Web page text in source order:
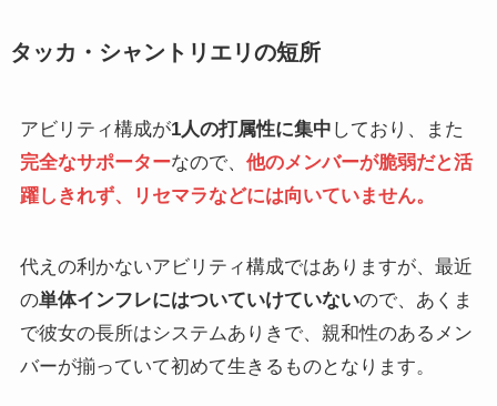
タッカ・シャントリエリの短所
アビリティ構成が1人の打属性に集中 しており、また
完全なサポーターなので、 他のメンバーが脆弱だと活
躍しきれず、リセマラなどには向いていません。
代えの利かないアビリティ構成ではありますが、最近
の単体インフレにはついていけていないので、あくま
で彼女の長所はシステムありきで、親和性のあるメン
バーが揃っていて初めて生きるものとなります。